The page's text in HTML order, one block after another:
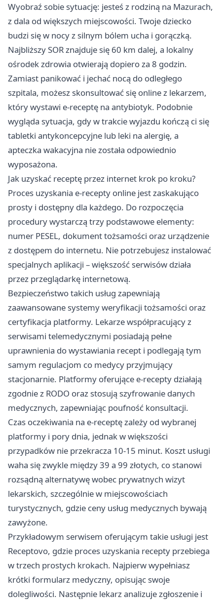
Wyobraź sobie sytuację: jesteś z rodziną na Mazurach,
z dala od większych miejscowości. Twoje dziecko
budzi się w nocy z silnym bólem ucha i gorączką.
Najbliższy SOR znajduje się 60 km dalej, a lokalny
ośrodek zdrowia otwierają dopiero za 8 godzin.
Zamiast panikować i jechać nocą do odległego
szpitala, możesz skonsultować się online z lekarzem,
który wystawi e-receptę na antybiotyk. Podobnie
wygląda sytuacja, gdy w trakcie wyjazdu kończą ci się
tabletki antykoncepcyjne lub leki na alergię, a
apteczka wakacyjna nie została odpowiednio
wyposażona.
Jak uzyskać receptę przez internet krok po kroku?
Proces uzyskania e-recepty online jest zaskakująco
prosty i dostępny dla każdego. Do rozpoczęcia
procedury wystarczą trzy podstawowe elementy:
numer PESEL, dokument tożsamości oraz urządzenie
z dostępem do internetu. Nie potrzebujesz instalować
specjalnych aplikacji – większość serwisów działa
przez przeglądarkę internetową.
Bezpieczeństwo takich usług zapewniają
zaawansowane systemy weryfikacji tożsamości oraz
certyfikacja platformy. Lekarze współpracujący z
serwisami telemedycznymi posiadają pełne
uprawnienia do wystawiania recept i podlegają tym
samym regulacjom co medycy przyjmujący
stacjonarnie. Platformy oferujące e-recepty działają
zgodnie z RODO oraz stosują szyfrowanie danych
medycznych, zapewniając poufność konsultacji.
Czas oczekiwania na e-receptę zależy od wybranej
platformy i pory dnia, jednak w większości
przypadków nie przekracza 10-15 minut. Koszt usługi
waha się zwykle między 39 a 99 złotych, co stanowi
rozsądną alternatywę wobec prywatnych wizyt
lekarskich, szczególnie w miejscowościach
turystycznych, gdzie ceny usług medycznych bywają
zawyżone.
Przykładowym serwisem oferującym takie usługi jest
Receptovo, gdzie proces uzyskania recepty przebiega
w trzech prostych krokach. Najpierw wypełniasz
krótki formularz medyczny, opisując swoje
dolegliwości. Następnie lekarz analizuje zgłoszenie i